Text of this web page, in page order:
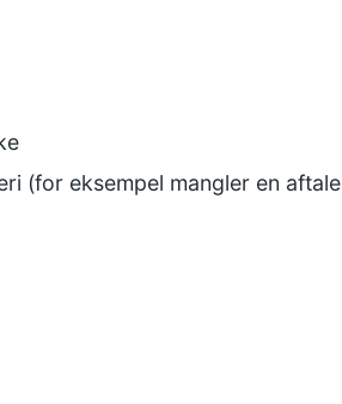
(for eksempel mangler en aftale